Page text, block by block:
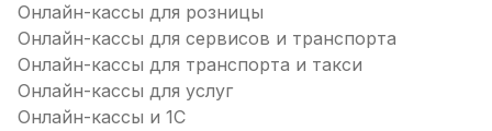
Онлайн-кассы для розницы
Онлайн-кассы для сервисов и транспорта
Онлайн-кассы для транспорта и такси
Онлайн-кассы для услуг
Онлайн-кассы и 1С